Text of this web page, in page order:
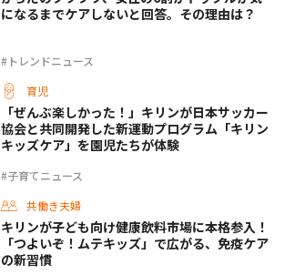
#トレンドニュース
になるまでケアしないと回答。その理由は？
育児
#子育てニュース
「ぜんぶ楽しかった！」キリンが日本サッカー
協会と共同開発した新運動プログラム「キリン
キッズケア」を園児たちが体験
共働き夫婦
キリンが子ども向け健康飲料市場に本格参入！
「つよいぞ！ムテキッズ」で広がる、免疫ケア
の新習慣